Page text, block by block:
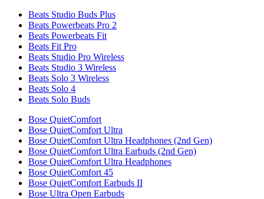
Beats Studio Buds Plus
Beats Powerbeats Pro 2
Beats Powerbeats Fit
Beats Fit Pro
Beats Studio Pro Wireless
Beats Studio 3 Wireless
Beats Solo 3 Wireless
Beats Solo 4
Beats Solo Buds
Bose QuietComfort
Bose QuietComfort Ultra
Bose QuietComfort Ultra Headphones (2nd Gen)
Bose QuietComfort Ultra Earbuds (2nd Gen)
Bose QuietComfort Ultra Headphones
Bose QuietComfort 45
Bose QuietComfort Earbuds II
Bose Ultra Open Earbuds